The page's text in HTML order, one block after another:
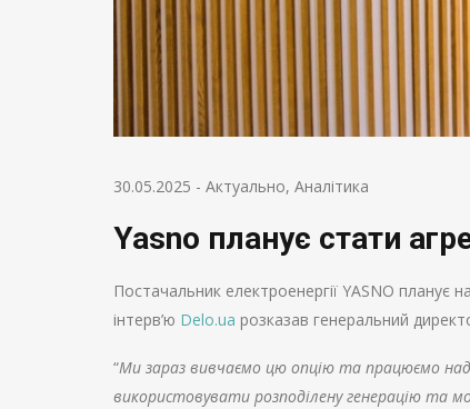
30.05.2025 - Актуально, Аналітика
Yasno планує стати
Постачальник електроенергії YASNO планує
інтерв’ю Delo.ua розказав генеральний
“Ми зараз вивчаємо цю опцію та працюємо
використовувати розподілену генерацію та